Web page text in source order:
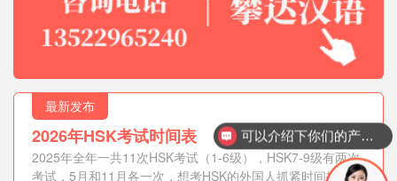
最新发布
2026年HSK考试时间表
2025年全年一共11次HSK考试（1-6级），HSK7-9级有两次
考试，5月和11月各一次，想考HSK的外国人抓紧时间报名
可以介绍下你们的产品么？